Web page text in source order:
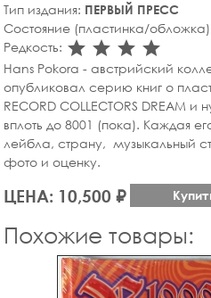
Тип издания: ПЕРВЫЙ ПРЕСС
Состояние (пластинка/
Редкость: star_rate
star_rate
Hans Pokora - австрийский
опубликовал серию книг о
RECORD COLLECTORS DREAM
вплоть до 8001 (пока). Каждая
лейбла, страну, музыкальный
фото и оценку.
ЦЕНА: 10,500 ₽
Похожие товары: